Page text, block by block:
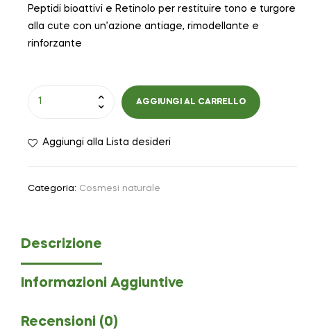
Peptidi bioattivi e Retinolo per restituire tono e turgore
alla cute con un’azione antiage, rimodellante e
rinforzante
AGGIUNGI AL CARRELLO
Aggiungi alla Lista desideri
Categoria: Cosmesi naturale
Descrizione
Informazioni Aggiuntive
Recensioni (0)